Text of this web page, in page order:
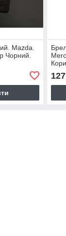
Mazda.
Чорний.